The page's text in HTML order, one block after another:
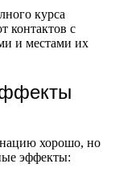
курса
контактов с
и местами их
хорошо, но
эффекты: